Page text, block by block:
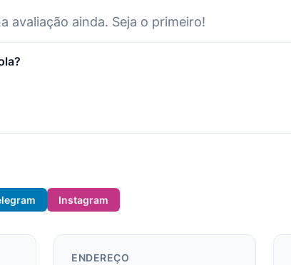
avaliação ainda. Seja o primeiro!
Instagram
ENDEREÇO